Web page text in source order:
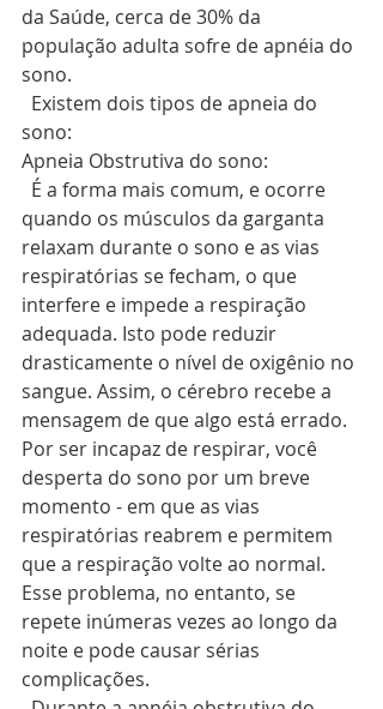
da Saúde, cerca de 30% da
população adulta sofre de apnéia do
sono.
sono:
Apneia Obstrutiva do sono:
quando os músculos da garganta
relaxam durante o sono e as vias
respiratórias se fecham, o que
interfere e impede a respiração
adequada. Isto pode reduzir
drasticamente o nível de oxigênio no
sangue. Assim, o cérebro recebe a
mensagem de que algo está errado.
Por ser incapaz de respirar, você
desperta do sono por um breve
momento - em que as vias
respiratórias reabrem e permitem
que a respiração volte ao normal.
Esse problema, no entanto, se
repete inúmeras vezes ao longo da
noite e pode causar sérias
complicações.